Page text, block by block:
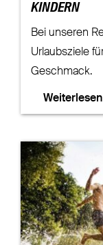
KINDERN
Bei unseren
Urlaubsziele
Geschmack.
Weiterlesen